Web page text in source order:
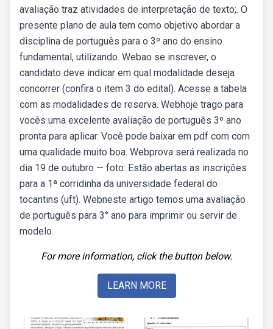
avaliação traz atividades de interpretação de texto;. O
presente plano de aula tem como objetivo abordar a
disciplina de português para o 3º ano do ensino
fundamental, utilizando. Webao se inscrever, o
candidato deve indicar em qual modalidade deseja
concorrer (confira o item 3 do edital). Acesse a tabela
com as modalidades de reserva. Webhoje trago para
vocês uma excelente avaliação de português 3º ano
pronta para aplicar. Você pode baixar em pdf com com
uma qualidade muito boa. Webprova será realizada no
dia 19 de outubro — foto: Estão abertas as inscrições
para a 1ª corridinha da universidade federal do
tocantins (uft). Webneste artigo temos uma avaliação
de português para 3° ano para imprimir ou servir de
modelo.
For more information, click the button below.
LEARN MORE